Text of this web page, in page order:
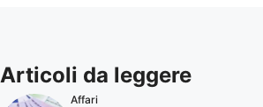
Articoli da leggere
Affari